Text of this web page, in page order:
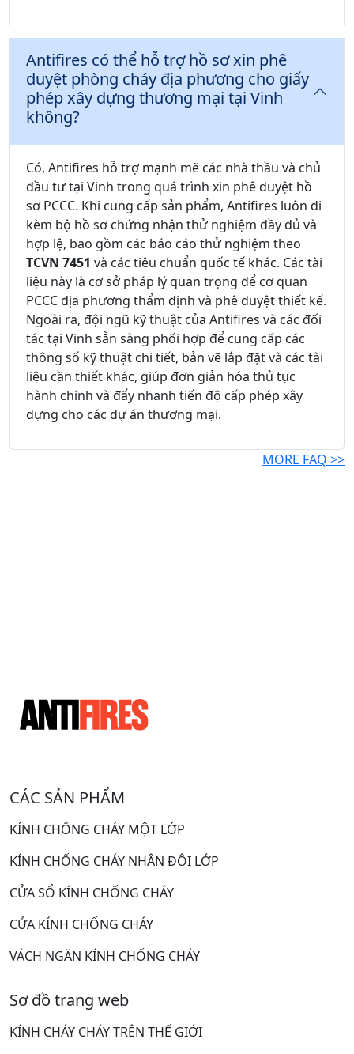
Antifires có thể hỗ trợ hồ sơ xin phê
duyệt phòng cháy địa phương cho giấy
phép xây dựng thương mại tại Vinh
không?
Có, Antifires hỗ trợ mạnh mẽ các nhà thầu và chủ
đầu tư tại Vinh trong quá trình xin phê duyệt hồ
sơ PCCC. Khi cung cấp sản phẩm, Antifires luôn đi
kèm bộ hồ sơ chứng nhận thử nghiệm đầy đủ và
hợp lệ, bao gồm các báo cáo thử nghiệm theo
TCVN 7451 và các tiêu chuẩn quốc tế khác. Các tài
liệu này là cơ sở pháp lý quan trọng để cơ quan
PCCC địa phương thẩm định và phê duyệt thiết kế.
Ngoài ra, đội ngũ kỹ thuật của Antifires và các đối
tác tại Vinh sẵn sàng phối hợp để cung cấp các
thông số kỹ thuật chi tiết, bản vẽ lắp đặt và các tài
liệu cần thiết khác, giúp đơn giản hóa thủ tục
hành chính và đẩy nhanh tiến độ cấp phép xây
dựng cho các dự án thương mại.
MORE FAQ >>
CÁC SẢN PHẨM
KÍNH CHỐNG CHÁY MỘT LỚP
KÍNH CHỐNG CHÁY NHÂN ĐÔI LỚP
CỬA SỔ KÍNH CHỐNG CHÁY
CỬA KÍNH CHỐNG CHÁY
VÁCH NGĂN KÍNH CHỐNG CHÁY
Sơ đồ trang web
KÍNH CHÁY CHÁY TRÊN THẾ GIỚI